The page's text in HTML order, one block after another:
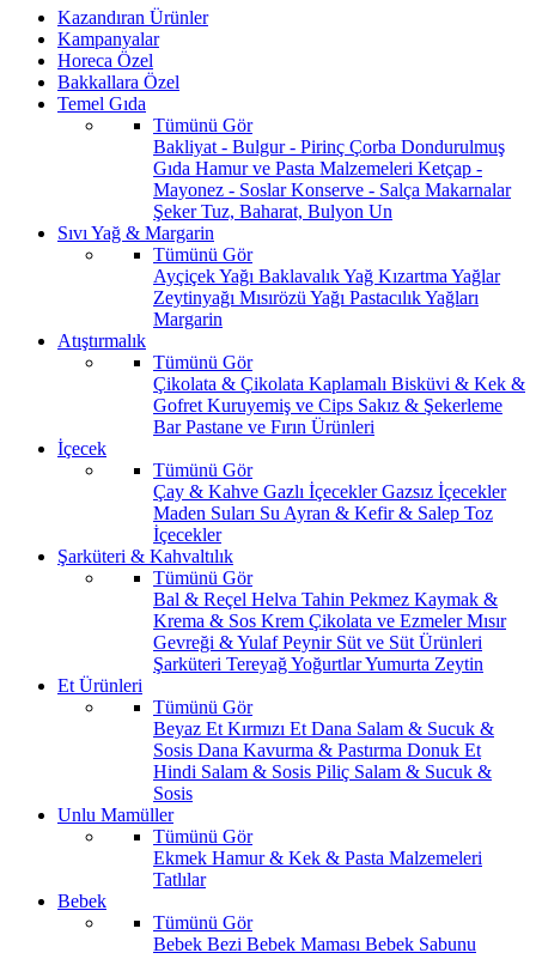
Kazandıran Ürünler
Kampanyalar
Horeca Özel
Bakkallara Özel
Temel Gıda
Tümünü Gör
Bakliyat - Bulgur - Pirinç Çorba Dondurulmuş
Gıda Hamur ve Pasta Malzemeleri Ketçap -
Mayonez - SoslarKonserve - Salça Makarnalar
ŞekerTuz, Baharat, Bulyon Un
Sıvı Yağ & Margarin
Tümünü Gör
Ayçiçek Yağı Baklavalık Yağ Kızartma Yağlar
Zeytinyağı Mısırözü Yağı Pastacılık Yağları
Margarin
Atıştırmalık
Tümünü Gör
Çikolata & Çikolata Kaplamalı Bisküvi & Kek &
Gofret Kuruyemiş ve Cips Sakız & Şekerleme
BarPastane ve Fırın Ürünleri
İçecek
Tümünü Gör
Çay & Kahve Gazlı İçeceklerGazsız İçecekler
Maden Suları Su Ayran & Kefir & Salep Toz
İçecekler
Şarküteri & Kahvaltılık
Tümünü Gör
Bal & Reçel Helva Tahin Pekmez Kaymak &
Krema & Sos Krem Çikolata ve EzmelerMısır
Gevreği & YulafPeynir Süt ve Süt Ürünleri
Şarküteri TereyağYoğurtlarYumurta Zeytin
Et Ürünleri
Tümünü Gör
Beyaz Et Kırmızı Et Dana Salam & Sucuk &
Sosis Dana Kavurma & Pastırma Donuk Et
Hindi Salam & Sosis Piliç Salam & Sucuk &
Sosis
Unlu Mamüller
Tümünü Gör
Ekmek Hamur & Kek & Pasta Malzemeleri
Tatlılar
Bebek
Tümünü Gör
Bebek Bezi Bebek Maması Bebek Sabunu